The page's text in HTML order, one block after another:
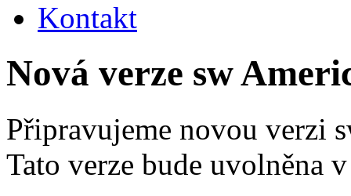
Kontakt
Nová verze sw
Připravujeme novou verzi
Tato verze bude uvolněna